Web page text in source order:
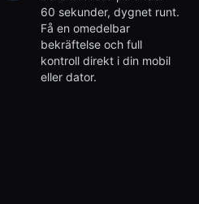
60 sekunder, dygnet runt.
Få en omedelbar
bekräftelse och full
kontroll direkt i din mobil
eller dator.